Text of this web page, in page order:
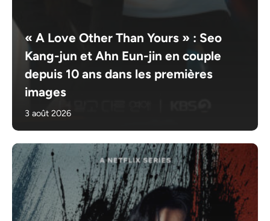
« A Love Other Than Yours » : Seo
Kang-jun et Ahn Eun-jin en couple
depuis 10 ans dans les premières
images
3 août 2026